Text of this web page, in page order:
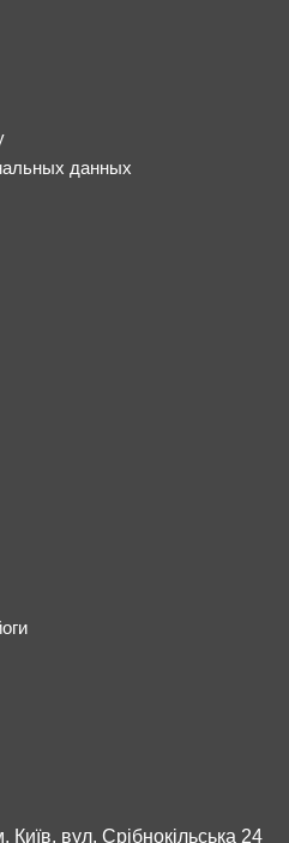
данных
Київ, вул. Срібнокільська 24